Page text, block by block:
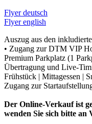
Flyer deutsch
Flyer english
Auszug aus den
• Zugang zur DTM VIP
Premium Parkplatz (1
Übertragung und Live-
Frühstück | Mittagessen |
Zugang zur
Der Online-Verkauf ist
wenden Sie sich bitte an